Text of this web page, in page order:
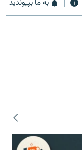
به ما بپیوندید